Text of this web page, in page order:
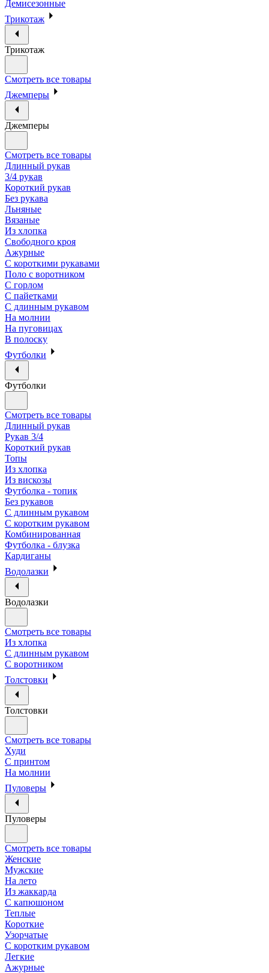
Демисезонные
Трикотаж
Трикотаж
Смотреть все товары
Джемперы
Джемперы
Смотреть все товары
Длинный рукав
3/4 рукав
Короткий рукав
Без рукава
Льняные
Вязаные
Из хлопка
Свободного кроя
Ажурные
С короткими рукавами
Поло с воротником
С горлом
С пайетками
С длинным рукавом
На молнии
На пуговицах
В полоску
Футболки
Футболки
Смотреть все товары
Длинный рукав
Рукав 3/4
Короткий рукав
Топы
Из хлопка
Из вискозы
Футболка - топик
Без рукавов
С длинным рукавом
С коротким рукавом
Комбинированная
Футболка - блузка
Кардиганы
Водолазки
Водолазки
Смотреть все товары
Из хлопка
С длинным рукавом
С воротником
Толстовки
Толстовки
Смотреть все товары
Худи
С принтом
На молнии
Пуловеры
Пуловеры
Смотреть все товары
Женские
Мужские
На лето
Из жаккарда
С капюшоном
Теплые
Короткие
Узорчатые
С коротким рукавом
Легкие
Ажурные